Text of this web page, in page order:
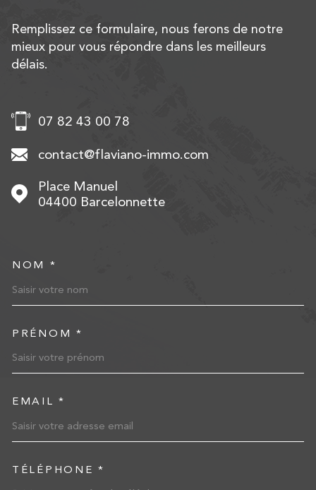
Remplissez ce formulaire, nous ferons de notre
mieux pour vous répondre dans les meilleurs
délais.
07 82 43 00 78
contact@flaviano-immo.com
Place Manuel
04400
Barcelonnette
NOM *
PRÉNOM *
EMAIL *
TÉLÉPHONE *